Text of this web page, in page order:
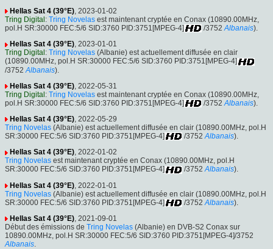
Hellas Sat 4 (39°E), 2023-01-02
Tring Digital : Tring Novelas est maintenant cryptée en Conax (10890.00MHz,
pol.H SR:30000 FEC:5/6 SID:3760 PID:3751[MPEG-4]
/3752 Albanais).
Hellas Sat 4 (39°E), 2023-01-01
Tring Digital : Tring Novelas (Albanie) est actuellement diffusée en clair
(10890.00MHz, pol.H SR:30000 FEC:5/6 SID:3760 PID:3751[MPEG-4]
/3752 Albanais).
Hellas Sat 4 (39°E) , 2022-05-31
Tring Digital: Tring Novelas est maintenant cryptée en Conax (10890.00MHz,
pol.H SR:30000 FEC:5/6 SID:3760 PID:3751[MPEG-4]
/3752 Albanais).
Hellas Sat 4 (39°E), 2022-05-29
Tring Novelas (Albanie) est actuellement diffusée en clair (10890.00MHz, pol.H
SR:30000 FEC:5/6 SID:3760 PID:3751[MPEG-4]
/3752 Albanais).
Hellas Sat 4 (39°E), 2022-01-02
Tring Novelas est maintenant cryptée en Conax (10890.00MHz, pol.H
SR:30000 FEC:5/6 SID:3760 PID:3751[MPEG-4]
/3752 Albanais).
Hellas Sat 4 (39°E) , 2022-01-01
Tring Novelas (Albanie) est actuellement diffusée en clair (10890.00MHz, pol.H
SR:30000 FEC:5/6 SID:3760 PID:3751[MPEG-4]
/3752 Albanais).
Hellas Sat 4 (39°E), 2021-09-01
Début des émissions de Tring Novelas (Albanie) en DVB-S2 Conax sur
10890.00MHz, pol.H SR:30000 FEC:5/6 SID:3760 PID:3751[MPEG-4]/3752
Albanais.